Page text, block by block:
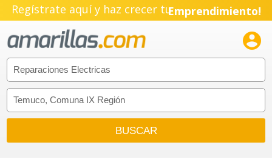
Regístrate aquí y haz crecer tuEmprendimiento!
